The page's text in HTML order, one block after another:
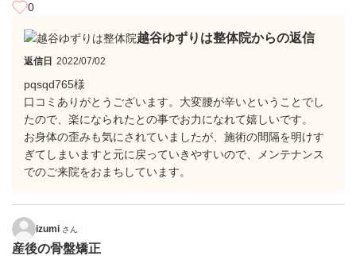
0
越谷ゆずりは整体院からの返信
返信日 2022/07/02
pqsqd765様
口コミありがとうございます。大変腰が辛いということでし
たので、楽になられたとの事でお力になれて嬉しいです。
お身体の歪みも気にされていましたが、施術の間隔を明けす
ぎてしまいますと元に戻っていきやすいので、メンテナンス
でのご来院をおまちしています。
izumi さん
産後の骨盤矯正